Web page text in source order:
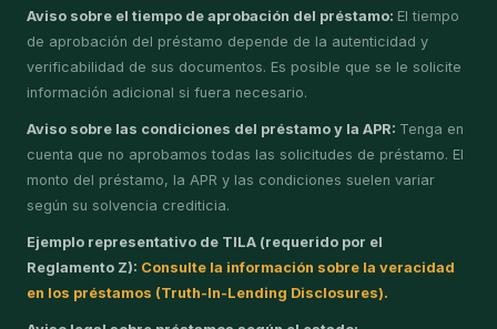
Aviso sobre el tiempo de aprobación del préstamo: El tiempo
de aprobación del préstamo depende de la autenticidad y
verificabilidad de sus documentos. Es posible que se le solicite
información adicional si fuera necesario.
Aviso sobre las condiciones del préstamo y la APR: Tenga en
cuenta que no aprobamos todas las solicitudes de préstamo. El
monto del préstamo, la APR y las condiciones suelen variar
según su solvencia crediticia.
Ejemplo representativo de TILA (requerido por el
Reglamento Z): Consulte la información sobre la veracidad
en los préstamos (Truth-In-Lending Disclosures).